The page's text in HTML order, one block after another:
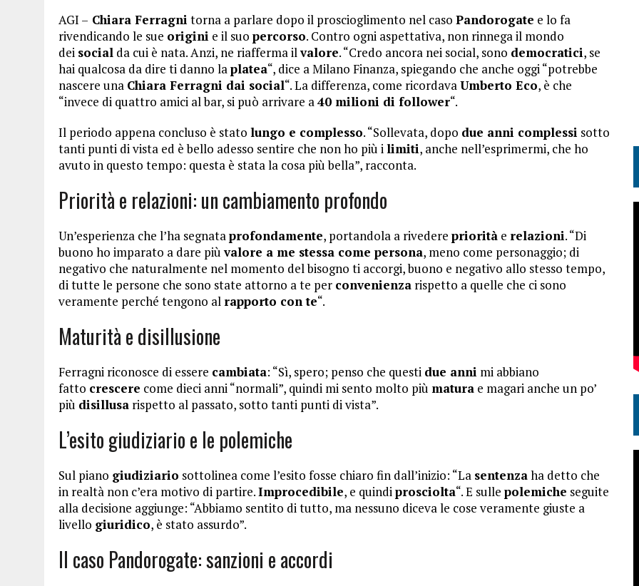
AGI – Chiara Ferragni torna a parlare dopo il proscioglimento nel caso Pandorogate e lo fa
rivendicando le sue origini e il suo percorso. Contro ogni aspettativa, non rinnega il mondo
dei social da cui è nata. Anzi, ne riafferma ilvalore. “Credo ancora nei social, sono democratici, se
hai qualcosa da dire ti danno laplatea“, dice a Milano Finanza, spiegando che anche oggi “potrebbe
nascere una Chiara Ferragni dai social“. La differenza, come ricordavaUmberto Eco, è che
“invece di quattro amici al bar, si può arrivare a40 milioni di follower“.
Il periodo appena concluso è stato lungo e complesso. “Sollevata, dopo due anni complessi sotto
tanti punti di vista ed è bello adesso sentire che non ho più ilimiti, anche nell’esprimermi, che ho
avuto in questo tempo: questa è stata la cosa più bella”, racconta.
Priorità e relazioni: un cambiamento profondo
Un’esperienza che l’ha segnataprofondamente, portandola a rivedere priorità e relazioni. “Di
buono ho imparato a dare piùvalore a me stessa come persona, meno come personaggio; di
negativo che naturalmente nel momento del bisogno ti accorgi, buono e negativo allo stesso tempo,
di tutte le persone che sono state attorno a te per convenienza rispetto a quelle che ci sono
veramente perché tengono al rapporto con te“.
Maturità e disillusione
Ferragni riconosce di essere cambiata: “Sì, spero; penso che questi due anni mi abbiano
fatto crescere come dieci anni “normali”, quindi mi sento molto più matura e magari anche un po’
più disillusa rispetto al passato, sotto tanti punti di vista”.
L’esito giudiziario e le polemiche
Sul piano giudiziario sottolinea come l’esito fosse chiaro fin dall’inizio: “La sentenzaha detto che
in realtà non c’era motivo di partire.Improcedibile, e quindiprosciolta“. E sulle polemiche seguite
alla decisione aggiunge: “Abbiamo sentito di tutto, ma nessuno diceva le cose veramente giuste a
livello giuridico, è stato assurdo”.
Il caso Pandorogate: sanzioni e accordi